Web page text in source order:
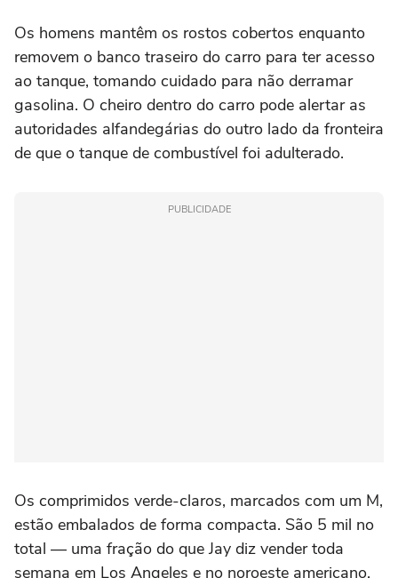
Os homens mantêm os rostos cobertos enquanto
removem o banco traseiro do carro para ter acesso
ao tanque, tomando cuidado para não derramar
gasolina. O cheiro dentro do carro pode alertar as
autoridades alfandegárias do outro lado da fronteira
de que o tanque de combustível foi adulterado.
PUBLICIDADE
Os comprimidos verde-claros, marcados com um M,
estão embalados de forma compacta. São 5 mil no
total — uma fração do que Jay diz vender toda
semana em Los Angeles e no noroeste americano.